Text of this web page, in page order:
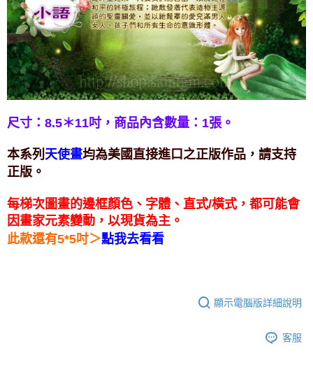
每筆NT$80，滿NT$3,000(含以上)免運費
郵局幫你送（離島）
每筆NT$80，滿NT$3,000(含以上)免運費
付款後門市自取
免運費
尺寸：8.5＊11吋， 商品內含數量：1張。
本系列 天使畫均為美國直接進口之正版作品，請支持
正版。
每梯次圖畫的邊框顏色、字體、直式/橫式，都可能會
因畫家元素變動，以現貨為主。
此款還有5*5吋＞點我去看看
顯示電腦版詳細說明
客服